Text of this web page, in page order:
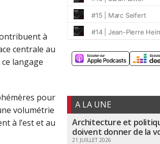
à
centrale au
langage
pour
volumétrie
à l’est et au
A LA UNE
Architecture et
doivent donner de la
21 JUILLET 2026